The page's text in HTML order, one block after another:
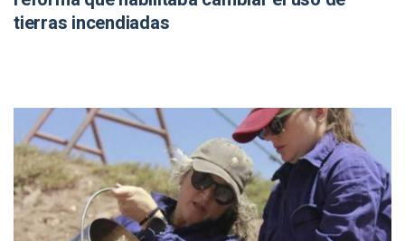
tierras incendiadas